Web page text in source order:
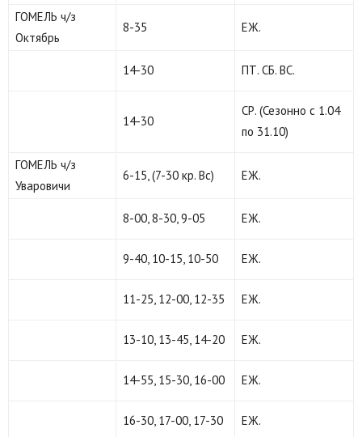
ГОМЕЛЬ ч/з
Октябрь
8-35 ЕЖ.
14-30 ПТ. СБ. ВС.
14-30
СР. (Сезонно с 1.04
по 31.10)
ГОМЕЛЬ ч/з
Уваровичи
6-15, (7-30 кр. Вс) ЕЖ.
8-00, 8-30, 9-05 ЕЖ.
9-40, 10-15, 10-50 ЕЖ.
11-25, 12-00, 12-35 ЕЖ.
13-10, 13-45, 14-20 ЕЖ.
14-55, 15-30, 16-00 ЕЖ.
16-30, 17-00, 17-30 ЕЖ.